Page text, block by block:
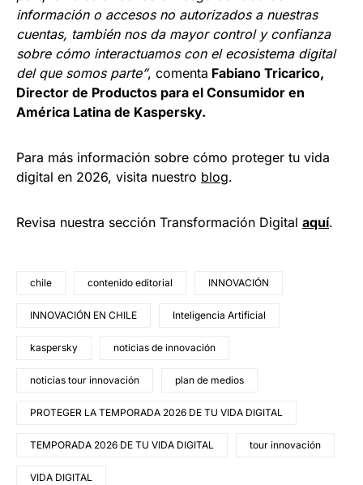
información o accesos no autorizados a nuestras
cuentas, también nos da mayor control y confianza
sobre cómo interactuamos con el ecosistema digital
del que somos parte”, comenta Fabiano Tricarico,
Director de Productos para el Consumidor en
América Latina de Kaspersky.
Para más información sobre cómo proteger tu vida
digital en 2026, visita nuestro blog.
Revisa nuestra sección Transformación Digital aquí.
chile contenido editorial INNOVACIÓN
INNOVACIÓN EN CHILE Inteligencia Artificial
kaspersky noticias de innovación
noticias tour innovación plan de medios
PROTEGER LA TEMPORADA 2026 DE TU VIDA DIGITAL
TEMPORADA 2026 DE TU VIDA DIGITAL tour innovación
VIDA DIGITAL